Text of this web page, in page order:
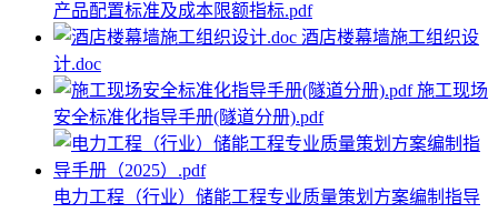
产品配置标准及成本限额指标.pdf
酒店楼幕墙施工组织设
计.doc
施工现场
安全标准化指导手册(隧道分册).pdf
电力工程（行业）储能工程专业质量策划方案编制指导